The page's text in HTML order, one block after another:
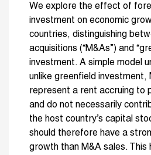
We explore the effect of
investment on economic
countries, distinguishing
acquisitions (“M&As”) and
investment. A simple model
unlike greenfield investment,
represent a rent accruing to
and do not necessarily
the host country’s capital
should therefore have a
growth than M&A sales. This